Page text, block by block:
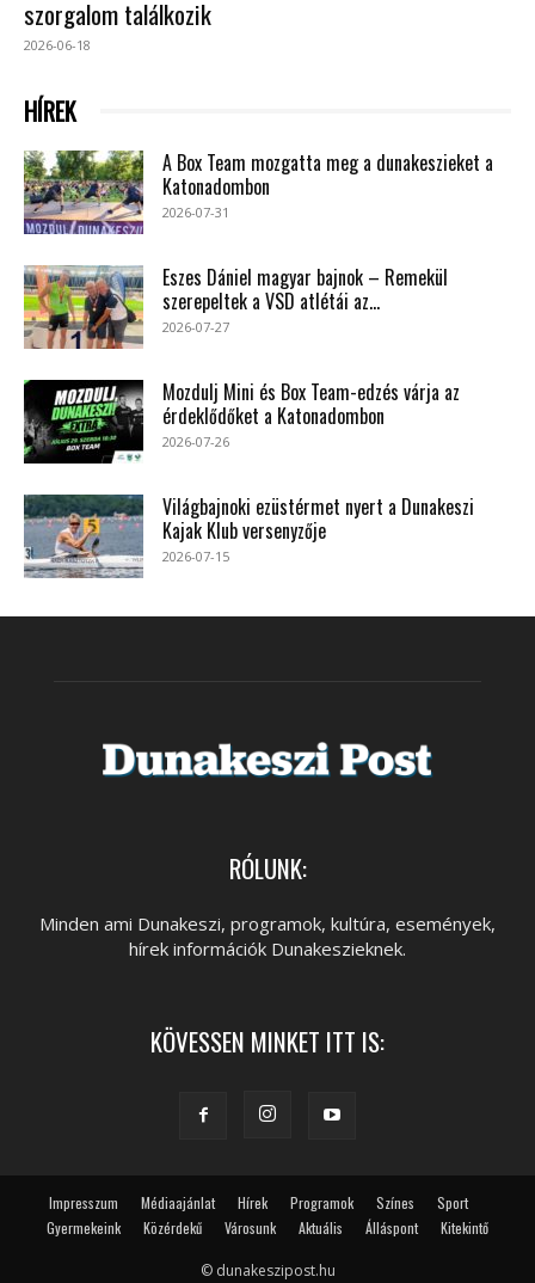
szorgalom találkozik
2026-06-18
HÍREK
A Box Team mozgatta meg a dunakeszieket a
Katonadombon
2026-07-31
Eszes Dániel magyar bajnok – Remekül
szerepeltek a VSD atlétái az...
2026-07-27
Mozdulj Mini és Box Team-edzés várja az
érdeklődőket a Katonadombon
2026-07-26
Világbajnoki ezüstérmet nyert a Dunakeszi
Kajak Klub versenyzője
2026-07-15
RÓLUNK:
Minden ami Dunakeszi, programok, kultúra, események,
hírek információk Dunakeszieknek.
KÖVESSEN MINKET ITT IS:
Impresszum Médiaajánlat Hírek Programok Színes
Sport
Gyermekeink
Közérdekű Városunk Aktuális Álláspont Kitekintő
© dunakeszipost.hu